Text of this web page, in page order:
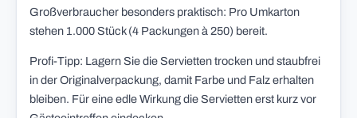
Großverbraucher besonders praktisch: Pro Umkarton
stehen 1.000 Stück (4 Packungen à 250) bereit.
Profi-Tipp: Lagern Sie die Servietten trocken und staubfrei
in der Originalverpackung, damit Farbe und Falz erhalten
bleiben. Für eine edle Wirkung die Servietten erst kurz vor